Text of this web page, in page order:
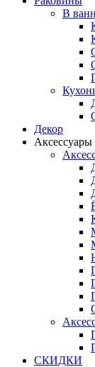
В
Декор
Аксессуары
СКИДКИ